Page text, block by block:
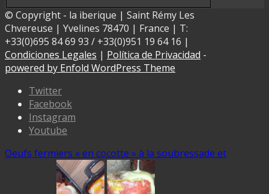
© Copyright - la iberique | Saint Rémy Les
Chvereuse | Yvelines 78470 | France | T:
+33(0)695 84 69 93 / +33(0)951 19 64 16 |
Condiciones Legales | Política de Privacidad -
powered by Enfold WordPress Theme
Twitter
Facebook
Instagram
Youtube
Oeufs fermiers « en cocotte » à la soubressade et